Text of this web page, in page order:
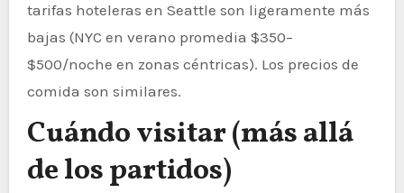
tarifas hoteleras en Seattle son ligeramente más
bajas (NYC en verano promedia $350–
$500/noche en zonas céntricas). Los precios de
comida son similares.
Cuándo visitar (más allá
de los partidos)